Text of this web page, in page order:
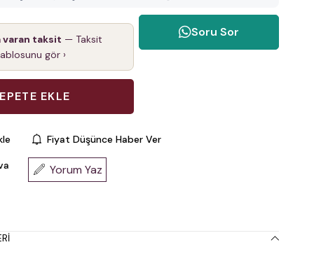
varan taksit — Taksit
gör ›
Soru Sor
Fiyat Düşünce Haber Ver
Yorum Yaz